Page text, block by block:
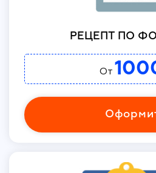
РЕЦЕПТ ПО
От